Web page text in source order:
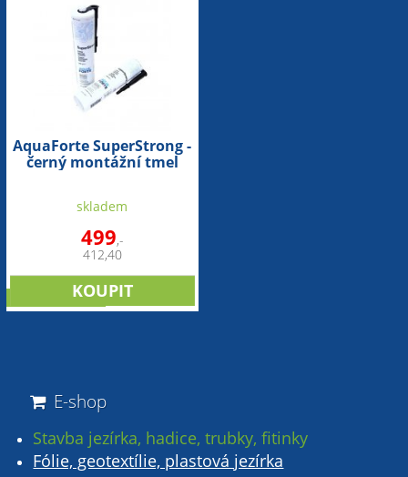
AquaForte SuperStrong -
černý montážní tmel
doporučujeme
skladem
499,-
412,40
E-shop
Stavba jezírka, hadice, trubky, fitinky
Fólie, geotextílie, plastová jezírka